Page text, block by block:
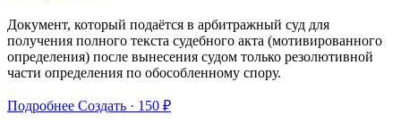
Документ, который подаётся в арбитражный суд для
получения полного текста судебного акта (мотивированного
определения) после вынесения судом только резолютивной
части определения по обособленному спору.
Подробнее Создать · 150 ₽